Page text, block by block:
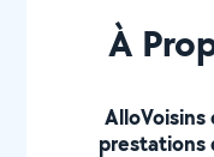
À
prestations